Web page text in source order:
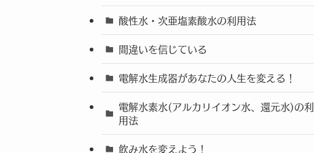
酸性水・次亜塩素酸水の利用法
間違いを信じている
電解水生成器があなたの人生を変える！
電解水素水(アルカリイオン水、還元水)の利
用法
飲み水を変えよう！